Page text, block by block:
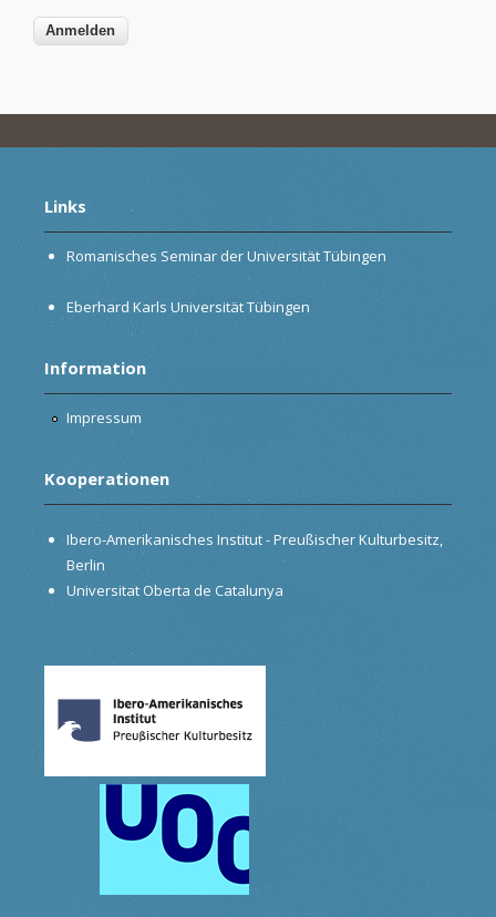
Links
Romanisches Seminar der Universität Tübingen
Eberhard Karls Universität Tübingen
Information
Impressum
Kooperationen
Ibero-Amerikanisches Institut - Preußischer Kulturbesitz,
Berlin
Universitat Oberta de Catalunya